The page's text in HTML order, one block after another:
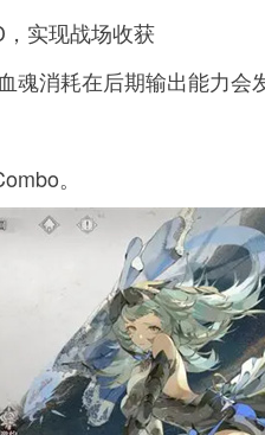
实现战场收获
魂消耗在后期输出能力会
。